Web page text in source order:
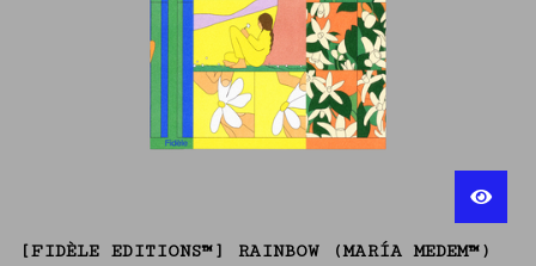
[FIDÈLE EDITIONS™] RAINBOW (MARÍA MEDEM™)